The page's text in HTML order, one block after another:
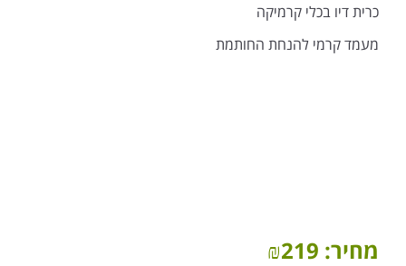
כרית דיו בכלי קרמיקה
מעמד קרמי להנחת החותמת
מחיר: ₪219